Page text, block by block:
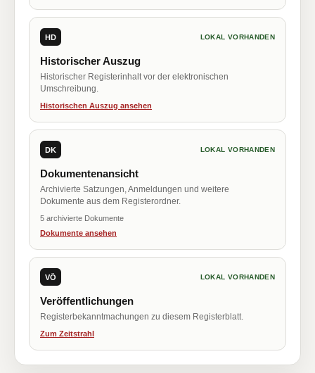
HD LOKAL VORHANDEN
Historischer Auszug
Historischer Registerinhalt vor der elektronischen
Umschreibung.
Historischen Auszug ansehen
DK LOKAL VORHANDEN
Dokumentenansicht
Archivierte Satzungen, Anmeldungen und weitere
Dokumente aus dem Registerordner.
5 archivierte Dokumente
Dokumente ansehen
VÖ LOKAL VORHANDEN
Veröffentlichungen
Registerbekanntmachungen zu diesem Registerblatt.
Zum Zeitstrahl